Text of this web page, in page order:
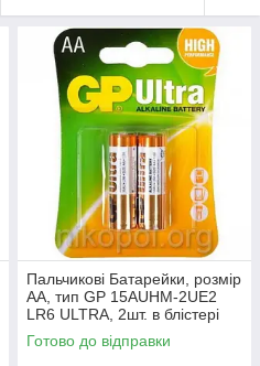
Пальчикові Батарейки, розмір
АА, тип GP 15AUHM-2UE2
LR6 ULTRA, 2шт. в блістері
Готово до відправки